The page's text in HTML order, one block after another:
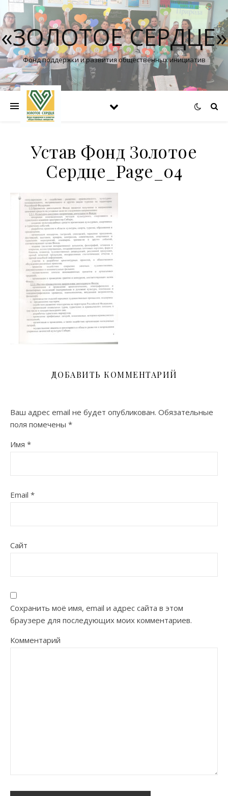
«ЗОЛОТОЕ СЕРДЦЕ»
Фонд поддержки и развития общественных инициатив
Устав Фонд Золотое
Сердце_Page_04
ДОБАВИТЬ КОММЕНТАРИЙ
Ваш адрес email не будет опубликован. Обязательные
поля помечены *
Имя *
Email *
Сайт
Сохранить моё имя, email и адрес сайта в этом
браузере для последующих моих комментариев.
Комментарий